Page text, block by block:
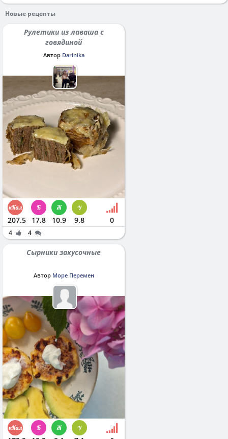
Новые рецепты
Рулетики из лаваша с
говядиной
Автор Darinika
207.5 17.8 10.9 9.8 0
4 4
Сырники закусочные
Автор Море Перемен